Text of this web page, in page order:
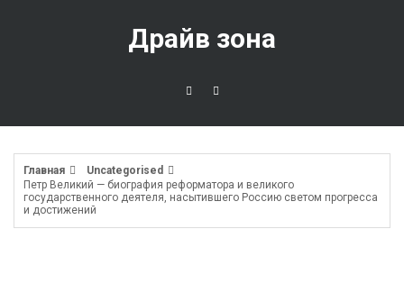
Драйв зона
Главная
Uncategorised
Петр Великий — биография реформатора и великого
государственного деятеля, насытившего Россию светом прогресса
и достижений